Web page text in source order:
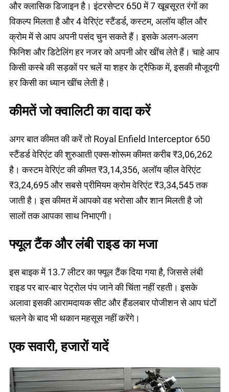
और क्लासिक डिजाइन है। इंटरसेप्टर 650 में 7 खूबसूरत रंगों का
विकल्प मिलता है और 4 वेरिएंट स्टैंडर्ड, कस्टम, अलॉय व्हील और
क्रोम में से आप अपनी पसंद चुन सकते हैं। इसके अलग-अलग
फिनिश और डिटेलिंग हर नजर को अपनी ओर खींच लेते हैं। चाहे आप
किसी कस्बे की सड़कों पर चलें या शहर के ट्रैफिक में, इसकी मौजूदगी
हर किसी का ध्यान खींच लेती है।
कीमतें जो क्वालिटी का वादा करें
अगर बात कीमत की करें तो Royal Enfield Interceptor 650
स्टैंडर्ड वेरिएंट की शुरुआती एक्स-शोरूम कीमत करीब ₹3,06,262
है। कस्टम वेरिएंट की कीमत ₹3,14,356, अलॉय व्हील वेरिएंट
₹3,24,695 और सबसे प्रीमियम क्रोम वेरिएंट ₹3,34,545 तक
जाती है। इस कीमत में आपको वह भरोसा और शान मिलती है जो
सालों तक आपका साथ निभाएगी।
फ्यूल टैंक और लंबी राइड का मजा
इस बाइक में 13.7 लीटर का फ्यूल टैंक दिया गया है, जिससे लंबी
राइड पर बार-बार पेट्रोल पंप जाने की चिंता नहीं रहती। इसके
अलावा इसकी आरामदायक सीट और हैंडलबार पोजीशन से आप घंटों
चलने के बाद भी थकान महसूस नहीं करेंगे।
एक सवारी, हजारों यादें